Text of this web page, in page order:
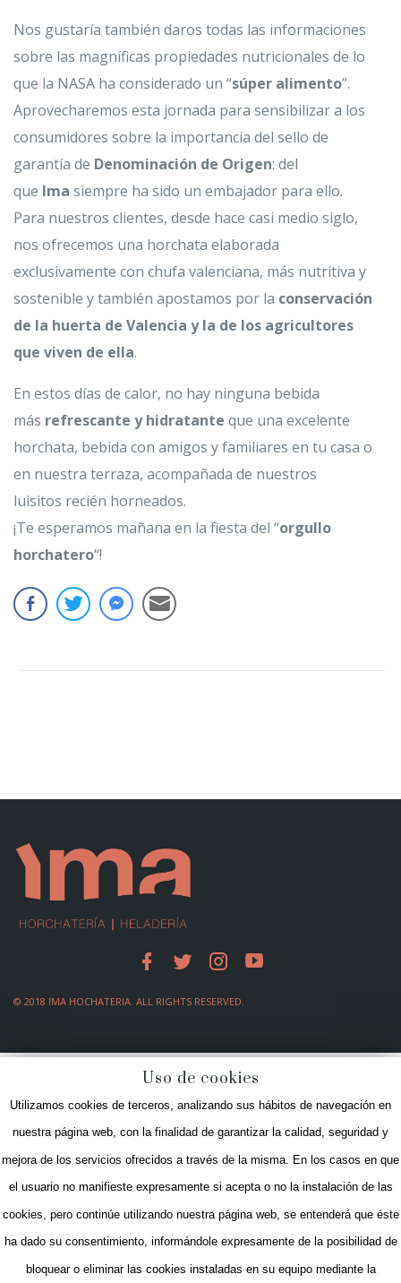
Nos gustaría también daros todas las informaciones
sobre las magníficas propiedades nutricionales de lo
que la NASA ha considerado un “súper alimento”.
Aprovecharemos esta jornada para sensibilizar a los
consumidores sobre la importancia del sello de
garantía de Denominación de Origen: del
que Ima siempre ha sido un embajador para ello.
Para nuestros clientes, desde hace casi medio siglo,
nos ofrecemos una horchata elaborada
exclusivamente con chufa valenciana, más nutritiva y
sostenible y también apostamos por la conservación
de la huerta de Valencia y la de los agricultores
que viven de ella.
En estos días de calor, no hay ninguna bebida
más refrescante y hidratante que una excelente
horchata, bebida con amigos y familiares en tu casa o
en nuestra terraza, acompañada de nuestros
luisitos recién horneados.
¡Te esperamos mañana en la fiesta del “orgullo
horchatero“!
© 2018 IMA HOCHATERIA. ALL RIGHTS RESERVED.
Uso de cookies
Utilizamos cookies de terceros, analizando sus hábitos de navegación en
nuestra página web, con la finalidad de garantizar la calidad, seguridad y
mejora de los servicios ofrecidos a través de la misma. En los casos en que
el usuario no manifieste expresamente si acepta o no la instalación de las
cookies, pero continúe utilizando nuestra página web, se entenderá que éste
ha dado su consentimiento, informándole expresamente de la posibilidad de
bloquear o eliminar las cookies instaladas en su equipo mediante la
Home
Historia
Encargos
Productos
Green Ima
Media